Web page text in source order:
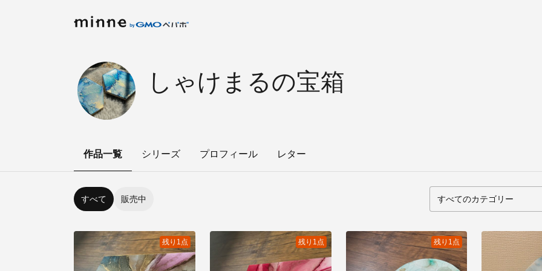
しゃけまるの宝箱
作品一覧 シリーズ プロフィール レター
すべて 販売中
残り1点 残り1点 残り1点